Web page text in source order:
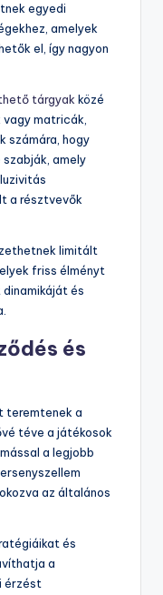
egyedi
amelyek
el, így nagyon
tárgyak közé
matricák,
számára, hogy
amely
a résztvevők
limitált
friss élményt
és
és
teremtenek a
téve a játékosok
a legjobb
az általános
és
a
érzést